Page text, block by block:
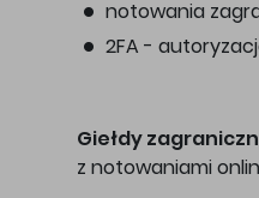
notowania
2FA -
Giełdy
z notowaniami